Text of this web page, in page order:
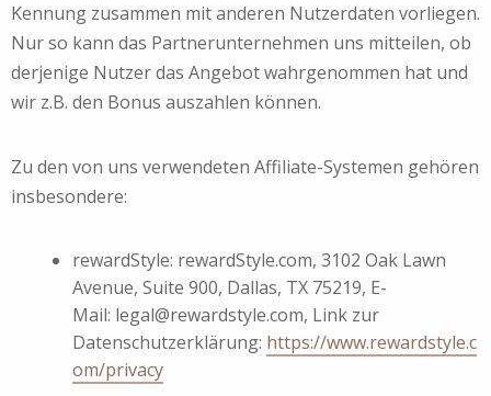
Kennung zusammen mit anderen Nutzerdaten vorliegen.
Nur so kann das Partnerunternehmen uns mitteilen, ob
derjenige Nutzer das Angebot wahrgenommen hat und
wir z.B. den Bonus auszahlen können.
Zu den von uns verwendeten Affiliate-Systemen gehören
insbesondere:
rewardStyle: rewardStyle.com, 3102 Oak Lawn
Avenue, Suite 900, Dallas, TX 75219, E-
Mail: legal@rewardstyle.com, Link zur
Datenschutzerklärung: https://www.rewardstyle.c
om/privacy